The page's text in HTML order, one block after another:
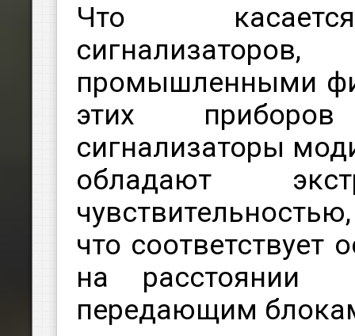
Что
промышленными
этих
сигнализаторы
обладают
что соответствует
на
передающим